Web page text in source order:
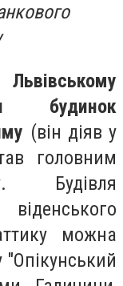
Львівському
будинок
(він діяв у
головним
Будівля
можна
"Опікунський